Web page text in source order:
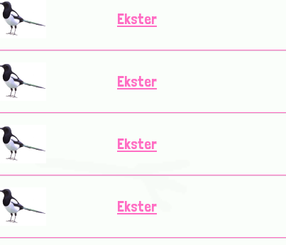
Ekster
Ekster
Ekster
Ekster